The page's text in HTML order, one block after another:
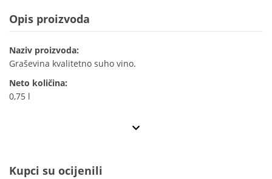
Opis proizvoda
Naziv proizvoda:
Graševina kvalitetno suho vino.
Neto količina:
0,75 l
Kupci su ocijenili